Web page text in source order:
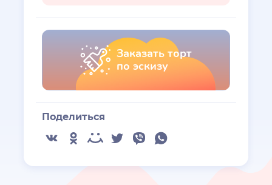
Заказать торт
по эскизу
Поделиться